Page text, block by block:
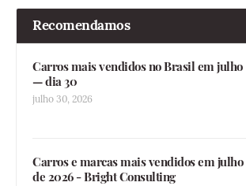
Recomendamos
Carros mais vendidos no Brasil em julho
— dia 30
julho 30, 2026
Carros e marcas mais vendidos em julho
de 2026 - Bright Consulting